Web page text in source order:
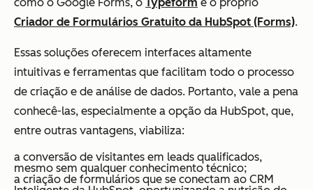
Criador de Formulários Gratuito da HubSpot (Forms).
Essas soluções oferecem interfaces altamente
intuitivas e ferramentas que facilitam todo o processo
de criação e de análise de dados. Portanto, vale a pena
conhecê-las, especialmente a opção da HubSpot, que,
entre outras vantagens, viabiliza:
a conversão de visitantes em leads qualificados,
mesmo sem qualquer conhecimento técnico;
a criação de formulários que se conectam ao CRM